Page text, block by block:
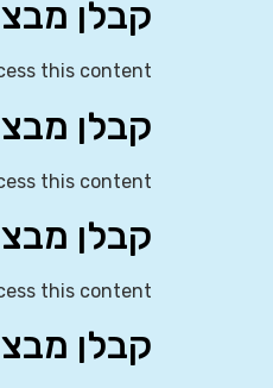
קבלן
this content
קבלן
this content
קבלן
this content
קבלן